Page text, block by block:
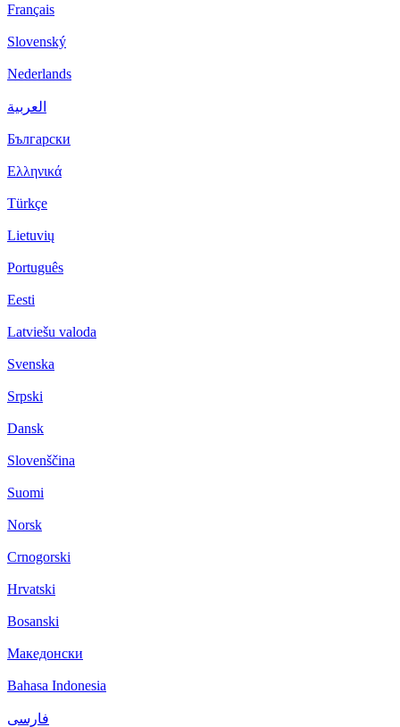
Français
Slovenský
Nederlands
العربية
Български
Ελληνικά
Türkçe
Lietuvių
Português
Eesti
Latviešu valoda
Svenska
Srpski
Dansk
Slovenščina
Suomi
Norsk
Crnogorski
Hrvatski
Bosanski
Македонски
Bahasa Indonesia
فارسی